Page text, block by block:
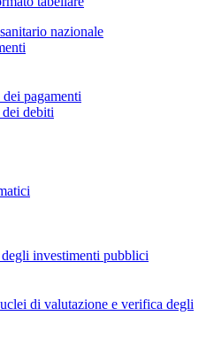
nazionale
pagamenti
debiti
investimenti pubblici
di valutazione e verifica degli